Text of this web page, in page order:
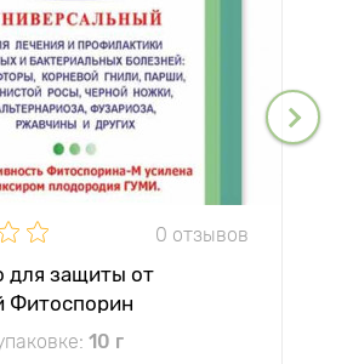
0 отзывов
для защиты от
Фитоспорин
10 г